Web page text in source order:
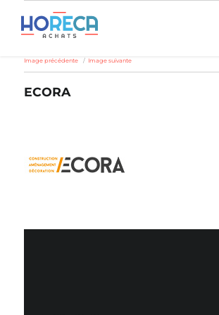
Image précédente Image suivante
ECORA